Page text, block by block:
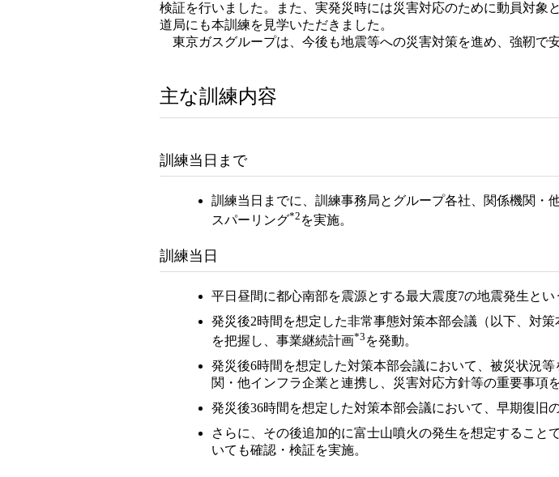
検証を行いました。また、実発災時には災害対応のために動員対象
道局にも本訓練を見学いただきました。
東京ガスグループは、今後も地震等への災害対策を進め、強靭で
主な訓練内容
訓練当日まで
訓練当日までに、訓練事務局とグループ各社、関係機関・
スパーリング*2 を実施。
訓練当日
平日昼間に都心南部を震源とする最大震度7の地震発生と
発災後2時間を想定した非常事態対策本部会議（以下、対
を把握し、事業継続計画*3 を発動。
発災後6時間を想定した対策本部会議において、被災状況
関・他インフラ企業と連携し、災害対応方針等の重要事項
発災後36時間を想定した対策本部会議において、早期復旧
さらに、その後追加的に富士山噴火の発生を想定するこ
いても確認・検証を実施。